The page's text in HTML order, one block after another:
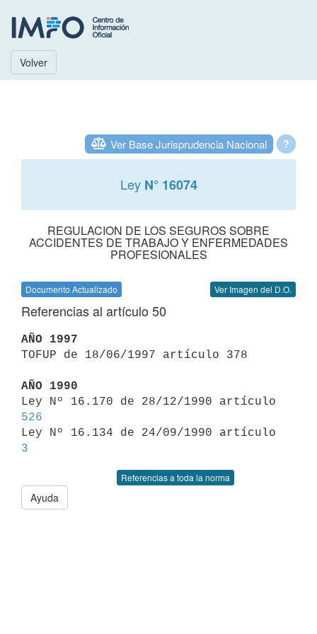
Volver
?
Ver Base Jurisprudencia Nacional
Ley N° 16074
REGULACION DE LOS SEGUROS SOBRE
ACCIDENTES DE TRABAJO Y ENFERMEDADES
PROFESIONALES
Documento Actualizado Ver Imagen del D.O.
Referencias al artículo 50
AÑO 1997
TOFUP de 18/06/1997 artículo 378
AÑO 1990
526
3
Referencias a toda la norma
Ayuda